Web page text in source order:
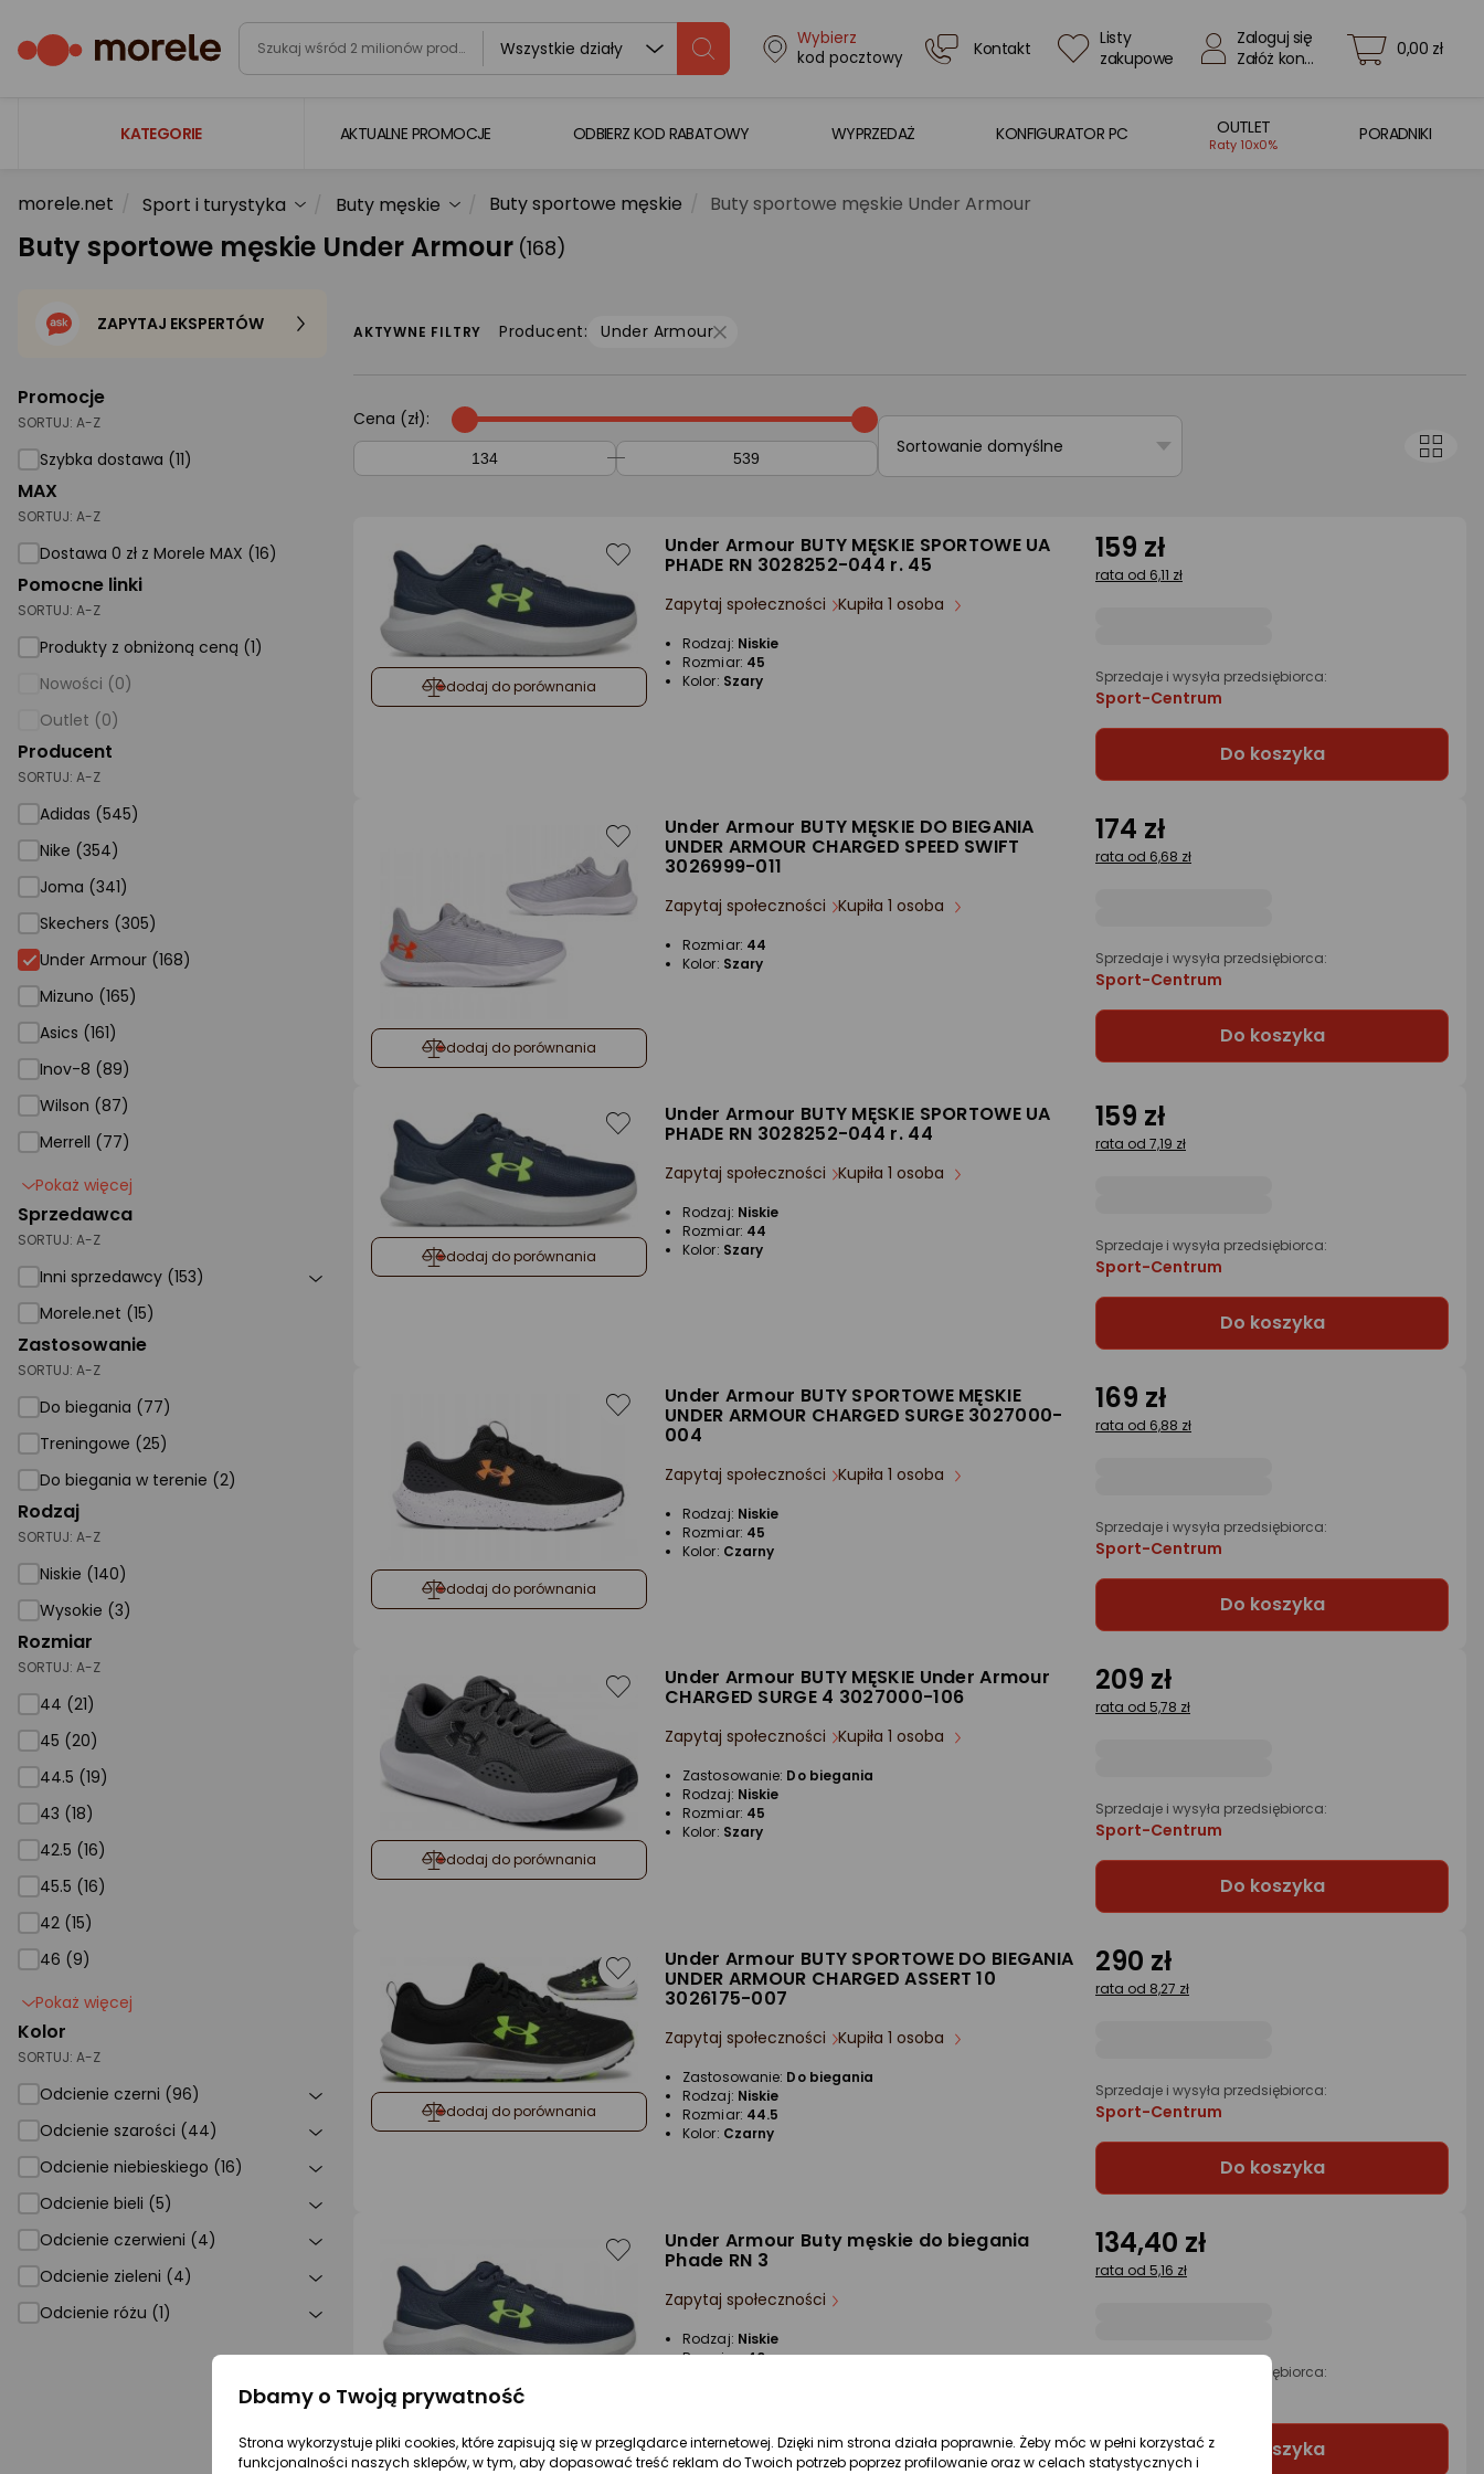
Wszystkie działy
Wybierz
kod pocztowy
Kontakt
Listy
zakupowe
Zaloguj się
Załóż konto
0,00 zł
KATEGORIE
Laptopy
Komputery
Gaming
Telewizory i audio
Foto i kamery
AGD duże
Dom i ogród
Biuro i firma
Sport i turystyka
Zabawki i dziecko
Supermarket
Strefa marek
AKTUALNE PROMOCJE ODBIERZ KOD RABATOWY WYPRZEDAŻ KONFIGURATOR PC OUTLET
Raty 10x0%
PORADNIKI
morele.net Sport i turystyka Buty męskie Buty sportowe męskie Buty sportowe męskie Under Armour
Buty sportowe męskie Under Armour (168)
Promocje
SORTUJ: A-Z
Szybka dostawa (11)
MAX
SORTUJ: A-Z
Dostawa 0 zł z Morele MAX (16)
Pomocne linki
SORTUJ: A-Z
Produkty z obniżoną ceną (1)
Nowości (0)
Outlet (0)
Producent
SORTUJ: A-Z
Adidas (545)
Nike (354)
Joma (341)
Skechers (305)
Under Armour
Under Armour (168)
Mizuno (165)
Asics (161)
Inov-8 (89)
Wilson (87)
Merrell (77)
Pokaż więcej
Sprzedawca
SORTUJ: A-Z
Inni sprzedawcy (153)
Morele.net (15)
Zastosowanie
SORTUJ: A-Z
Do biegania (77)
Treningowe (25)
Do biegania w terenie (2)
Rodzaj
SORTUJ: A-Z
Niskie (140)
Wysokie (3)
Rozmiar
SORTUJ: A-Z
44 (21)
45 (20)
44.5 (19)
43 (18)
42.5 (16)
45.5 (16)
42 (15)
46 (9)
Pokaż więcej
Kolor
SORTUJ: A-Z
Odcienie czerni (96)
Odcienie szarości (44)
Odcienie niebieskiego (16)
Odcienie bieli (5)
Odcienie czerwieni (4)
Odcienie zieleni (4)
Odcienie różu (1)
ZAPYTAJ EKSPERTÓW AKTYWNE FILTRY Producent: Under Armour
Cena (zł):
Sortowanie domyślne
dodaj do porównania
Under Armour BUTY MĘSKIE SPORTOWE UA
PHADE RN 3028252-044 r. 45
Zapytaj społeczności Kupiła 1 osoba
Rodzaj: Niskie
Rozmiar: 45
Kolor: Szary
159 zł
rata od 6,11 zł
Sprzedaje i wysyła przedsiębiorca:
Sport-Centrum
Do koszyka
dodaj do porównania
Under Armour BUTY MĘSKIE DO BIEGANIA
UNDER ARMOUR CHARGED SPEED SWIFT
3026999-011
Zapytaj społeczności Kupiła 1 osoba
Rozmiar: 44
Kolor: Szary
174 zł
rata od 6,68 zł
Sprzedaje i wysyła przedsiębiorca:
Sport-Centrum
Do koszyka
dodaj do porównania
Under Armour BUTY MĘSKIE SPORTOWE UA
PHADE RN 3028252-044 r. 44
Zapytaj społeczności Kupiła 1 osoba
Rodzaj: Niskie
Rozmiar: 44
Kolor: Szary
159 zł
rata od 7,19 zł
Sprzedaje i wysyła przedsiębiorca:
Sport-Centrum
Do koszyka
dodaj do porównania
Under Armour BUTY SPORTOWE MĘSKIE
UNDER ARMOUR CHARGED SURGE 3027000-
004
Zapytaj społeczności Kupiła 1 osoba
Rodzaj: Niskie
Rozmiar: 45
Kolor: Czarny
169 zł
rata od 6,88 zł
Sprzedaje i wysyła przedsiębiorca:
Sport-Centrum
Do koszyka
dodaj do porównania
Under Armour BUTY MĘSKIE Under Armour
CHARGED SURGE 4 3027000-106
Zapytaj społeczności Kupiła 1 osoba
Zastosowanie: Do biegania
Rodzaj: Niskie
Rozmiar: 45
Kolor: Szary
209 zł
rata od 5,78 zł
Sprzedaje i wysyła przedsiębiorca:
Sport-Centrum
Do koszyka
dodaj do porównania
Under Armour BUTY SPORTOWE DO BIEGANIA
UNDER ARMOUR CHARGED ASSERT 10
3026175-007
Zapytaj społeczności Kupiła 1 osoba
Zastosowanie: Do biegania
Rodzaj: Niskie
Rozmiar: 44.5
Kolor: Czarny
290 zł
rata od 8,27 zł
Sprzedaje i wysyła przedsiębiorca:
Sport-Centrum
Do koszyka
dodaj do porównania
Under Armour Buty męskie do biegania
Phade RN 3
Zapytaj społeczności
Rodzaj: Niskie
Rozmiar:40
134,40 zł
rata od 5,16 zł
Sprzedaje i wysyła przedsiębiorca:
Do koszyka
Dbamy o Twoją prywatność
Strona wykorzystuje pliki cookies, które zapisują się w przeglądarce internetowej. Dzięki nim strona działa poprawnie. Żeby móc w pełni korzystać z
funkcjonalności naszych sklepów, w tym, aby dopasować treść reklam do Twoich potrzeb poprzez profilowanie oraz w celach statystycznych i